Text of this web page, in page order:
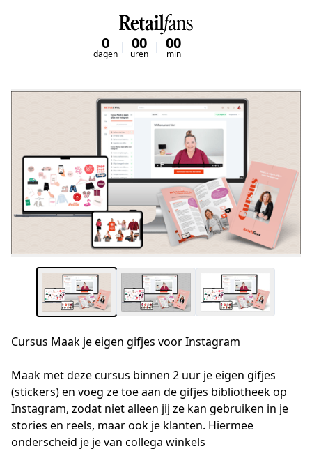
0
dagen
00
uren
00
min
Cursus Maak je eigen gifjes voor Instagram
Maak met deze cursus binnen 2 uur je eigen gifjes
(stickers) en voeg ze toe aan de gifjes bibliotheek op
Instagram, zodat niet alleen jij ze kan gebruiken in je
stories en reels, maar ook je klanten. Hiermee
onderscheid je je van collega winkels